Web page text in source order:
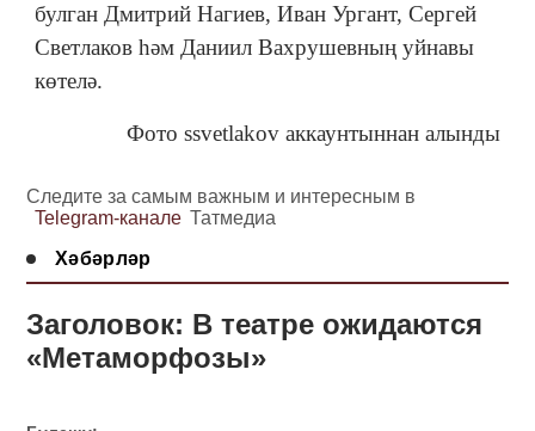
булган Дмитрий Нагиев, Иван Ургант, Сергей
Светлаков һәм Даниил Вахрушевның уйнавы
көтелә.
Фото ssvetlakov аккаунтыннан алынды
Следите за самым важным и интересным в
Telegram-канале Татмедиа
Хәбәрләр
Заголовок: В театре ожидаются
«Метаморфозы»